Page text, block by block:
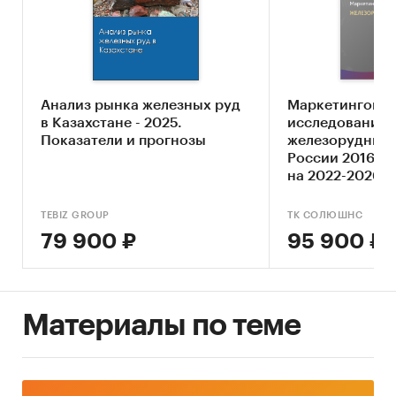
Анализ влияния кризисов на отрасль
Составление прогноза развития рынка до
Основные блоки исследования:
Ключевые компоненты рынка
железорудного концентрата
Экономические характеристики рынка
Влияние макросреды
Оценка степени конкуренции
Прогнозы отрасли
Источники информации:
Анализ рынка железных руд
в Казахстане - 2025.
Показатели и прогнозы
TEBIZ GROUP
79 900 ₽
Маркетинговое
исследование
железорудных
России 2016-
на 2022-2026
ТК СОЛЮШНС
95 900 ₽
Материалы по теме